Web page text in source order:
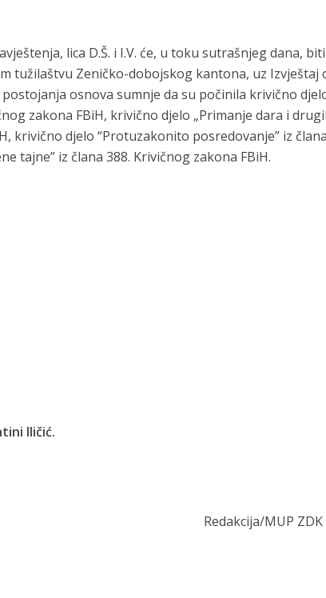
lica D.Š. i I.V. će, u toku sutrašnjeg dana, biti
tužilaštvu Zeničko-dobojskog kantona, uz Izvještaj
osnova sumnje da su počinila krivično
zakona FBiH, krivično djelo „Primanje dara i
krivično djelo “Protuzakonito posredovanje” iz
tajne” iz člana 388. Krivičnog zakona FBiH.
Iličić.
Redakcija/MUP ZDK